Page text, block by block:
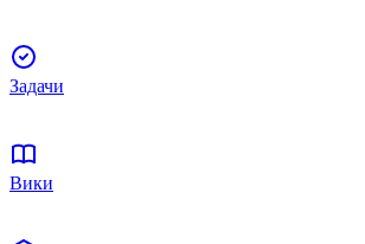
Задачи
Вики